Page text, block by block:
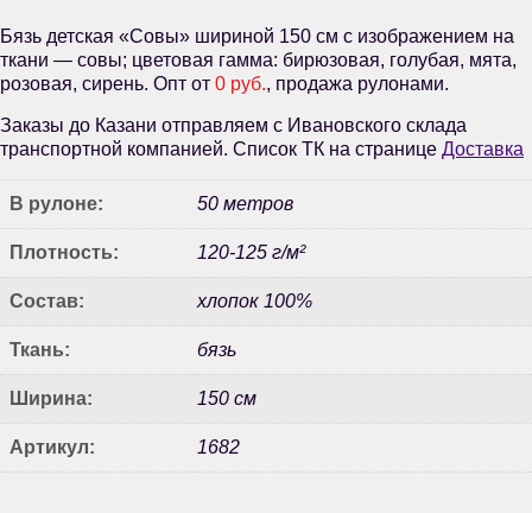
Бязь детская «Совы» шириной 150 см с изображением на
ткани — совы; цветовая гамма: бирюзовая, голубая, мята,
розовая, сирень. Опт от 0 руб., продажа рулонами.
Заказы до Казани отправляем с Ивановского склада
транспортной компанией. Список ТК на странице Доставка
В рулоне: 50 метров
Плотность: 120-125 г/м²
Состав: хлопок 100%
Ткань: бязь
Ширина: 150 см
Артикул: 1682